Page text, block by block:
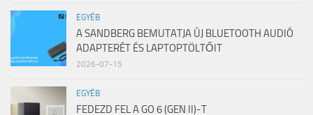
EGYÉB
A SANDBERG BEMUTATJA ÚJ BLUETOOTH AUDIÓ
ADAPTERÉT ÉS LAPTOPTÖLTŐIT
2026-07-15
EGYÉB
FEDEZD FEL A GO 6 (GEN II)-T